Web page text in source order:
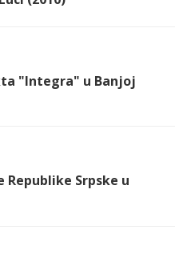
"Integra" u Banjoj
Srpske u